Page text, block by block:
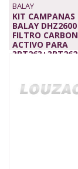
BALAY
KIT CAMPANAS
BALAY DHZ2600
FILTRO CARBON
ACTIVO PARA
3BT263+3BT262